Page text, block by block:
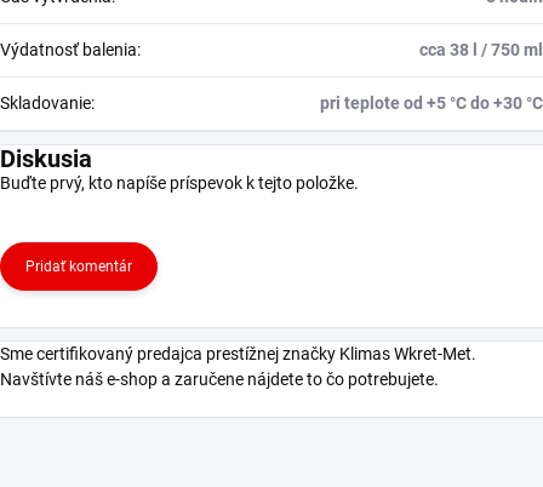
Výdatnosť balenia: cca 38 l / 750 ml
Skladovanie: pri teplote od +5 °C do +30 °C
Diskusia
Buďte prvý, kto napíše príspevok k tejto položke.
Pridať komentár
Sme certifikovaný predajca prestížnej značky Klimas Wkret-Met.
Navštívte náš e-shop a zaručene nájdete to čo potrebujete.